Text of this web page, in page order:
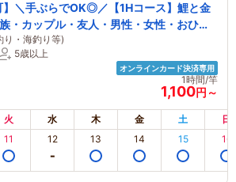
＼手ぶらでOK◎／【1Hコース】鯉と金
・カップル・友人・男性・女性・おひと
メ！【所要時間：1時間】 _:*
り・海釣り等)
5歳以上
オンラインカード決済専用
1時間/竿
1,100円～
火 水 木 金 土 日
11 12 13 14 15 16